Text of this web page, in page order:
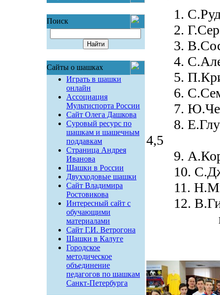
Поиск
Сайты о шашках
Играть в шашки
онлайн
Ассоциация
Мультиспорта России
Сайт Олега Дашкова
Суровый ресурс по
шашкам и шашечным
поддавкам
Страница Андрея
Иванова
Шашки в России
Двухходовые шашки
Сайт Владимира
Ростовикова
Интересный сайт с
обучающими
материалами
Сайт Г.И. Ветрогона
Шашки в Калуге
Городское
методическое
объединение
педагогов по шашкам
Санкт-Петербурга
1.
2.
3.
4.
5.
6.
7.
8.
4,5
9.
10.
11.
12.
и